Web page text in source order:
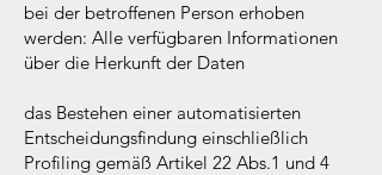
bei der betroffenen Person erhoben
werden: Alle verfügbaren Informationen
über die Herkunft der Daten
das Bestehen einer automatisierten
Entscheidungsfindung einschließlich
Profiling gemäß Artikel 22 Abs.1 und 4